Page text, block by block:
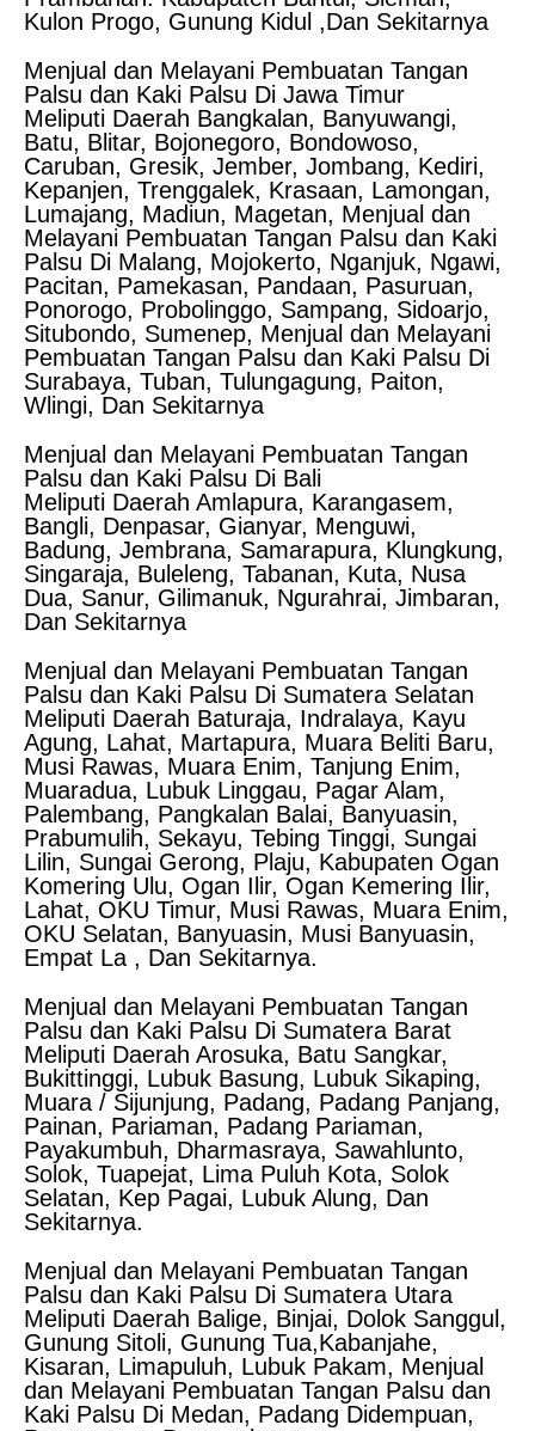
Kulon Progo, Gunung Kidul ,Dan Sekitarnya
Menjual dan Melayani Pembuatan Tangan
Palsu dan Kaki Palsu Di Jawa Timur
Meliputi Daerah Bangkalan, Banyuwangi,
Batu, Blitar, Bojonegoro, Bondowoso,
Caruban, Gresik, Jember, Jombang, Kediri,
Kepanjen, Trenggalek, Krasaan, Lamongan,
Lumajang, Madiun, Magetan, Menjual dan
Melayani Pembuatan Tangan Palsu dan Kaki
Palsu Di Malang, Mojokerto, Nganjuk, Ngawi,
Pacitan, Pamekasan, Pandaan, Pasuruan,
Ponorogo, Probolinggo, Sampang, Sidoarjo,
Situbondo, Sumenep, Menjual dan Melayani
Pembuatan Tangan Palsu dan Kaki Palsu Di
Surabaya, Tuban, Tulungagung, Paiton,
Wlingi, Dan Sekitarnya
Menjual dan Melayani Pembuatan Tangan
Palsu dan Kaki Palsu Di Bali
Meliputi Daerah Amlapura, Karangasem,
Bangli, Denpasar, Gianyar, Menguwi,
Badung, Jembrana, Samarapura, Klungkung,
Singaraja, Buleleng, Tabanan, Kuta, Nusa
Dua, Sanur, Gilimanuk, Ngurahrai, Jimbaran,
Dan Sekitarnya
Menjual dan Melayani Pembuatan Tangan
Palsu dan Kaki Palsu Di Sumatera Selatan
Meliputi Daerah Baturaja, Indralaya, Kayu
Agung, Lahat, Martapura, Muara Beliti Baru,
Musi Rawas, Muara Enim, Tanjung Enim,
Muaradua, Lubuk Linggau, Pagar Alam,
Palembang, Pangkalan Balai, Banyuasin,
Prabumulih, Sekayu, Tebing Tinggi, Sungai
Lilin, Sungai Gerong, Plaju, Kabupaten Ogan
Komering Ulu, Ogan Ilir, Ogan Kemering Ilir,
Lahat, OKU Timur, Musi Rawas, Muara Enim,
OKU Selatan, Banyuasin, Musi Banyuasin,
Empat La , Dan Sekitarnya.
Menjual dan Melayani Pembuatan Tangan
Palsu dan Kaki Palsu Di Sumatera Barat
Meliputi Daerah Arosuka, Batu Sangkar,
Bukittinggi, Lubuk Basung, Lubuk Sikaping,
Muara / Sijunjung, Padang, Padang Panjang,
Painan, Pariaman, Padang Pariaman,
Payakumbuh, Dharmasraya, Sawahlunto,
Solok, Tuapejat, Lima Puluh Kota, Solok
Selatan, Kep Pagai, Lubuk Alung, Dan
Sekitarnya.
Menjual dan Melayani Pembuatan Tangan
Palsu dan Kaki Palsu Di Sumatera Utara
Meliputi Daerah Balige, Binjai, Dolok Sanggul,
Gunung Sitoli, Gunung Tua,Kabanjahe,
Kisaran, Limapuluh, Lubuk Pakam, Menjual
dan Melayani Pembuatan Tangan Palsu dan
Kaki Palsu Di Medan, Padang Didempuan,